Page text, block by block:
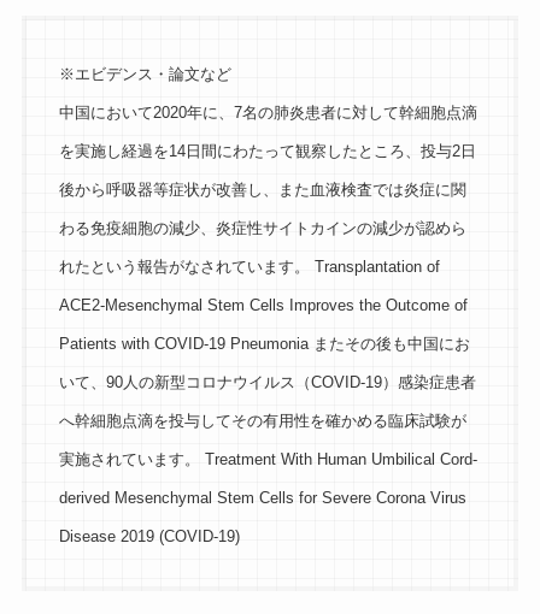
※エビデンス・論文など
中国において2020年に、7名の肺炎患者に対して幹細胞点滴
を実施し経過を14日間にわたって観察したところ、投与2日
後から呼吸器等症状が改善し、また血液検査では炎症に関
わる免疫細胞の減少、炎症性サイトカインの減少が認めら
れたという報告がなされています。 Transplantation of
ACE2-Mesenchymal Stem Cells Improves the Outcome of
Patients with COVID-19 Pneumonia またその後も中国にお
いて、90人の新型コロナウイルス（COVID-19）感染症患者
へ幹細胞点滴を投与してその有用性を確かめる臨床試験が
実施されています。 Treatment With Human Umbilical Cord-
derived Mesenchymal Stem Cells for Severe Corona Virus
Disease 2019 (COVID-19)